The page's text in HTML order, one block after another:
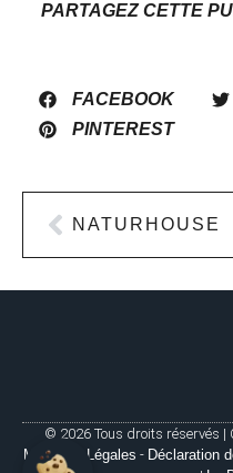
PARTAGEZ CETTE
FACEBOOK
PINTEREST
NATURHOUSE
© 2026 Tous droits réservés |
Mentions Légales - Déclaration